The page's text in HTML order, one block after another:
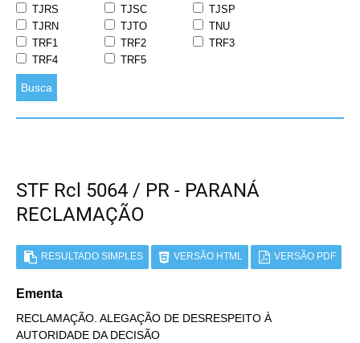
TJRS
TJSC
TJSP
TJRN
TJTO
TNU
TRF1
TRF2
TRF3
TRF4
TRF5
Busca
STF Rcl 5064 / PR - PARANÁ
RECLAMAÇÃO
RESULTADO SIMPLES VERSÃO HTML VERSÃO PDF
Ementa
RECLAMAÇÃO. ALEGAÇÃO DE DESRESPEITO À
AUTORIDADE DA DECISÃO